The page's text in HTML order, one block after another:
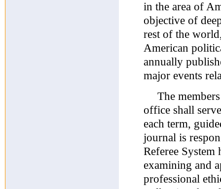
in the area of
objective of
rest of the
American
annually
major events
The
office shall
each term,
journal is
Referee System
examining and
professional